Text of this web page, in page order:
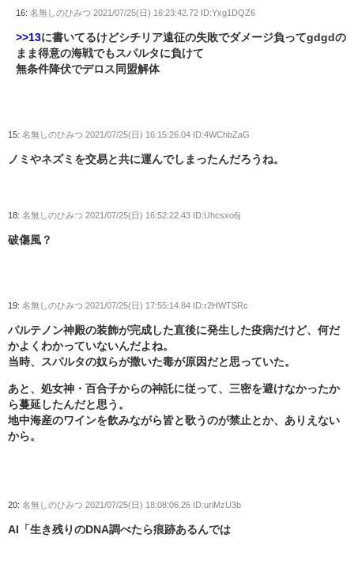
16: 名無しのひみつ 2021/07/25(日) 16:23:42.72 ID:Yxg1DQZ6
>>13に書いてるけどシチリア遠征の失敗でダメージ負ってgdgdの
まま得意の海戦でもスパルタに負けて
無条件降伏でデロス同盟解体
15: 名無しのひみつ 2021/07/25(日) 16:15:26.04 ID:4WChbZaG
ノミやネズミを交易と共に運んでしまったんだろうね。
18: 名無しのひみつ 2021/07/25(日) 16:52:22.43 ID:Uhcsxo6j
破傷風？
19: 名無しのひみつ 2021/07/25(日) 17:55:14.84 ID:r2HWTSRc
パルテノン神殿の装飾が完成した直後に発生した疫病だけど、何だ
かよくわかっていないんだよね。
当時、スパルタの奴らが撒いた毒が原因だと思っていた。
あと、処女神・百合子からの神託に従って、三密を避けなかったか
ら蔓延したんだと思う。
地中海産のワインを飲みながら皆と歌うのが禁止とか、ありえない
から。
20: 名無しのひみつ 2021/07/25(日) 18:08:06.26 ID:uriMzU3b
AI「生き残りのDNA調べたら痕跡あるんでは